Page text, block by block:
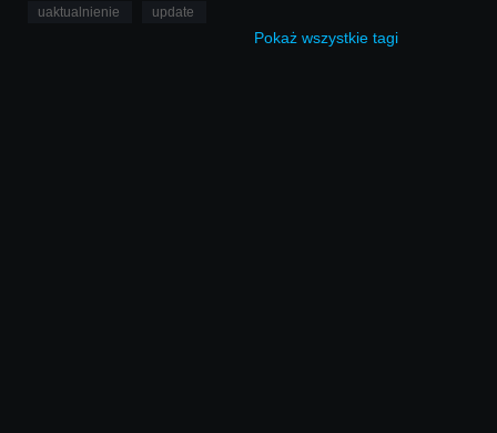
uaktualnienie
update
Pokaż wszystkie tagi